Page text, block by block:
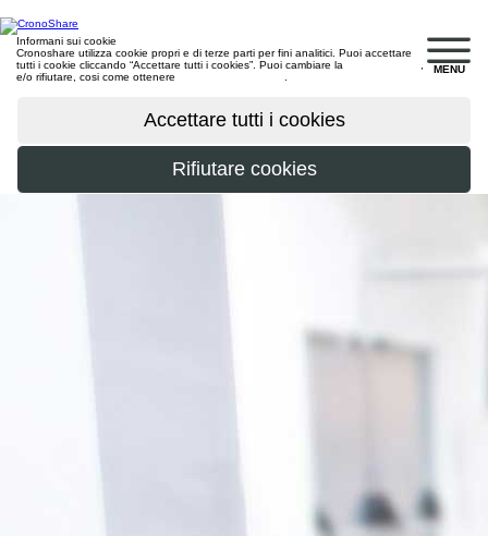
MENU
Informani sui cookie
Cronoshare utilizza cookie propri e di terze parti per fini analitici. Puoi accettare
tutti i cookie cliccando “Accettare tutti i cookies”. Puoi cambiare la
e/o rifiutare, cosi come ottenere